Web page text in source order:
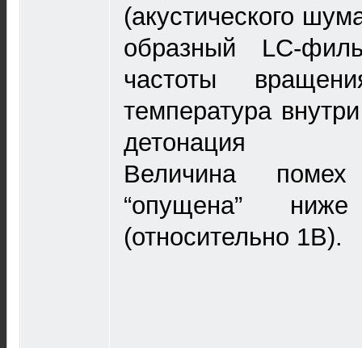
(акустического
образный LC-
частоты
температура
детонация
Величина
“опущена”
(относительно 1В).